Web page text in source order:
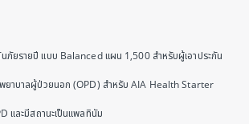
ภัยรายปี แบบ Balanced แผน 1,500 สำหรับผู้เอาประกัน
ยาบาลผู้ป่วยนอก (OPD) สำหรับ AIA Health Starter
และมีสถานะเป็นแพลทินัม